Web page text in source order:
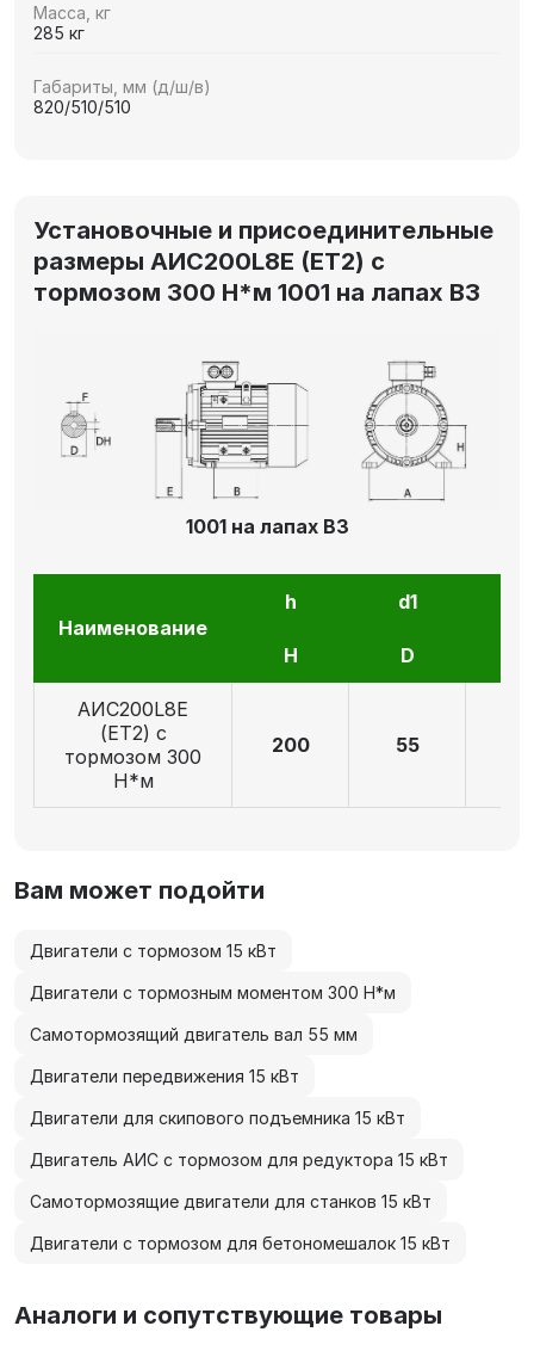
Масса, кг
285 кг
Габариты, мм (д/ш/в)
820/510/510
Установочные и присоединительные
размеры AИC200L8Е (ET2) с
тормозом 300 Н*м 1001 на лапах В3
1001 на лапах В3
Наименование
h d1
H D
AИC200L8Е
(ET2) с
тормозом 300
Н*м
200 55
Вам может подойти
Двигатели с тормозом 15 кВт
Двигатели с тормозным моментом 300 Н*м
Самотормозящий двигатель вал 55 мм
Двигатели передвижения 15 кВт
Двигатели для скипового подъемника 15 кВт
Двигатель АИС с тормозом для редуктора 15 кВт
Самотормозящие двигатели для станков 15 кВт
Двигатели с тормозом для бетономешалок 15 кВт
Аналоги и сопутствующие товары